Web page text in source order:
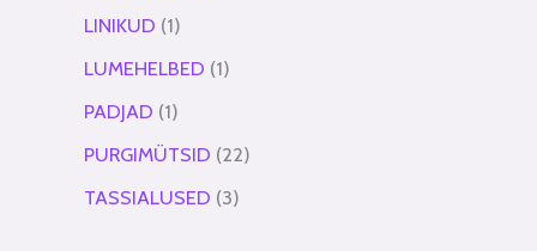
LINIKUD 1
LUMEHELBED 1
PADJAD 1
PURGIMÜTSID 22
TASSIALUSED 3